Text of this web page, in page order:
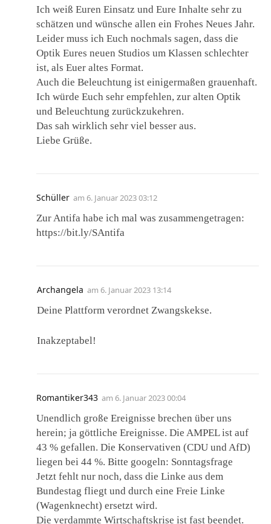
Ich weiß Euren Einsatz und Eure Inhalte sehr zu
schätzen und wünsche allen ein Frohes Neues Jahr.
Leider muss ich Euch nochmals sagen, dass die
Optik Eures neuen Studios um Klassen schlechter
ist, als Euer altes Format.
Auch die Beleuchtung ist einigermaßen grauenhaft.
Ich würde Euch sehr empfehlen, zur alten Optik
und Beleuchtung zurückzukehren.
Das sah wirklich sehr viel besser aus.
Liebe Grüße.
Schüller am 6. Januar 2023 03:12
Zur Antifa habe ich mal was zusammengetragen:
https://bit.ly/SAntifa
Archangela am 6. Januar 2023 13:14
Deine Plattform verordnet Zwangskekse.
Inakzeptabel!
Romantiker343 am 6. Januar 2023 00:04
Unendlich große Ereignisse brechen über uns
herein; ja göttliche Ereignisse. Die AMPEL ist auf
43 % gefallen. Die Konservativen (CDU und AfD)
liegen bei 44 %. Bitte googeln: Sonntagsfrage
Jetzt fehlt nur noch, dass die Linke aus dem
Bundestag fliegt und durch eine Freie Linke
(Wagenknecht) ersetzt wird.
Die verdammte Wirtschaftskrise ist fast beendet.